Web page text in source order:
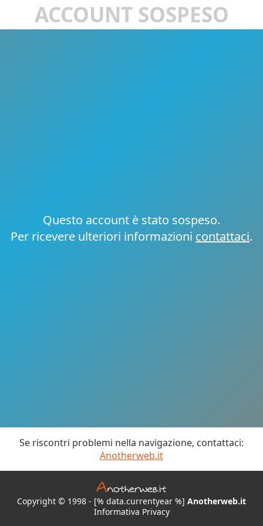
ACCOUNT SOSPESO
Questo account è stato sospeso.
Per ricevere ulteriori informazioni contattaci.
Se riscontri problemi nella navigazione, contattaci:
Anotherweb.it
Copyright © 1998 - [% data.currentyear %] Anotherweb.it
Informativa Privacy